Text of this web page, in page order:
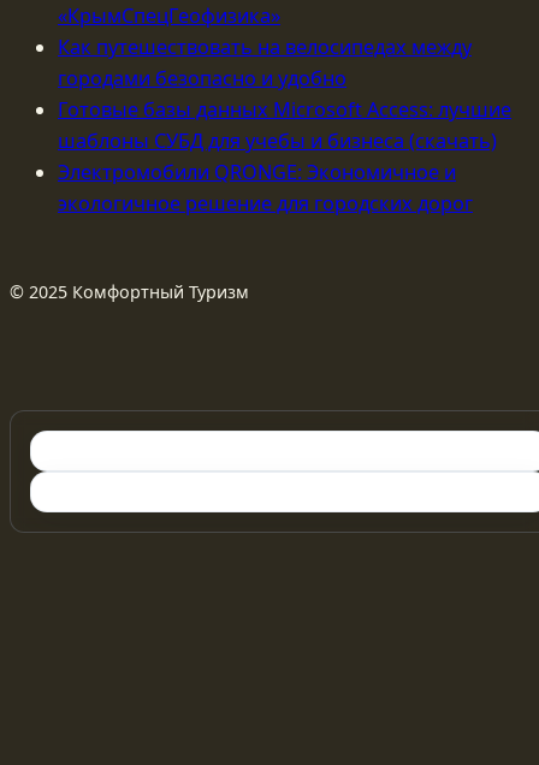
«КрымСпецГеофизика»
Как путешествовать на велосипедах между
городами безопасно и удобно
Готовые базы данных Microsoft Access: лучшие
шаблоны СУБД для учебы и бизнеса (скачать)
Электромобили QRONGE: Экономичное и
экологичное решение для городских дорог
© 2025 Комфортный Туризм